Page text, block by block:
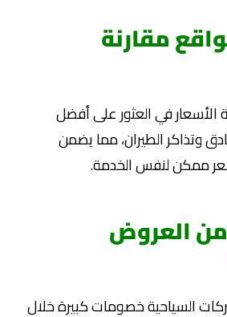
مقارنة
الأسعار في العثور على أفضل
وتذاكر الطيران، مما يضمن
ممكن لنفس الخدمة.
العروض
السياحية خصومات كبيرة خلال